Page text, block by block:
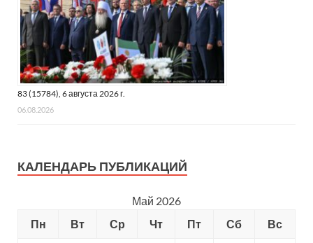
83 (15784), 6 августа 2026 г.
06.08.2026
КАЛЕНДАРЬ ПУБЛИКАЦИЙ
Май 2026
Пн
Вт Ср Чт Пт Сб Вс